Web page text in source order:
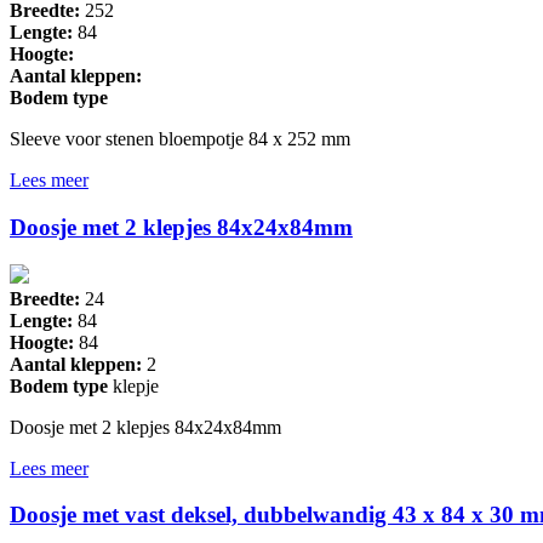
Breedte: 252
Lengte: 84
Hoogte:
Aantal kleppen:
Bodem type
Sleeve voor stenen bloempotje 84 x 252 mm
Lees meer
Doosje met 2 klepjes 84x24x84mm
Breedte: 24
Lengte: 84
Hoogte: 84
Aantal kleppen: 2
Bodem type klepje
Doosje met 2 klepjes 84x24x84mm
Lees meer
Doosje met vast deksel, dubbelwandig 43 x 84 x 30